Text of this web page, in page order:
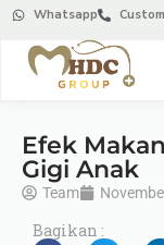
Whatsapp
Efek
Gigi Anak
Team
Bagikan :